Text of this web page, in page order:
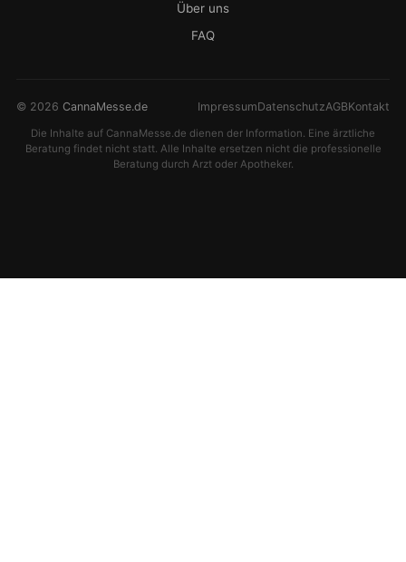
Über uns
FAQ
© 2026 CannaMesse.de ImpressumDatenschutzAGBKontakt
Die Inhalte auf CannaMesse.de dienen der Information. Eine ärztliche
Beratung findet nicht statt. Alle Inhalte ersetzen nicht die professionelle
Beratung durch Arzt oder Apotheker.